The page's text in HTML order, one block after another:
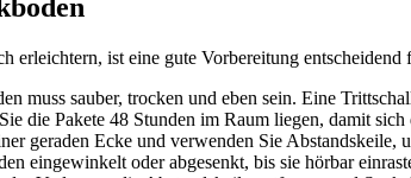
ist eine gute Vorbereitung entscheidend
muss sauber, trocken und eben sein. Eine
die Pakete 48 Stunden im Raum liegen, damit
geraden Ecke und verwenden Sie
eingewinkelt oder abgesenkt, bis sie hörbar